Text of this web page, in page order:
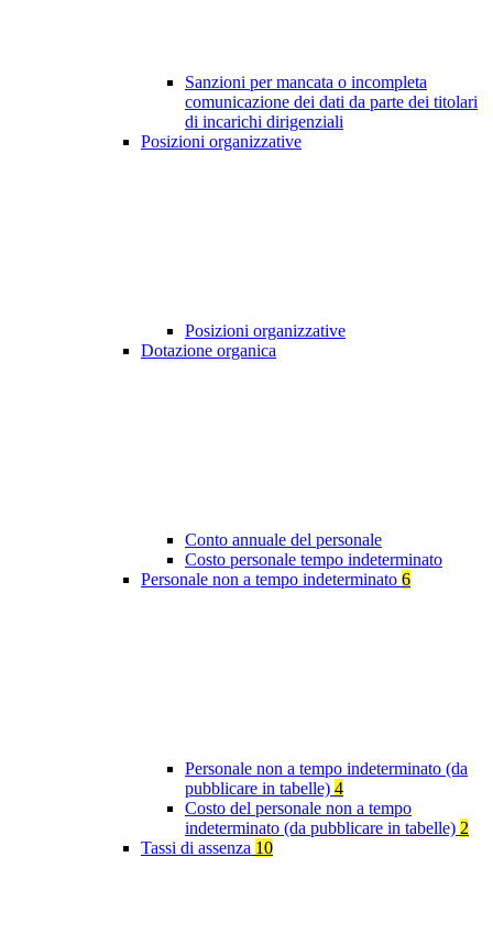
Sanzioni per mancata o incompleta
comunicazione dei dati da parte dei titolari
di incarichi dirigenziali
Posizioni organizzative
Posizioni organizzative
Dotazione organica
Conto annuale del personale
Costo personale tempo indeterminato
Personale non a tempo indeterminato 6
Personale non a tempo indeterminato (da
pubblicare in tabelle) 4
Costo del personale non a tempo
indeterminato (da pubblicare in tabelle) 2
Tassi di assenza 10